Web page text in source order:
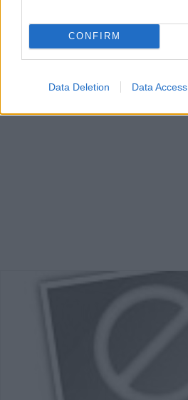
CONFIRM
Data Deletion Data Access
Castelnuovo Magra (SP) - 7.5km